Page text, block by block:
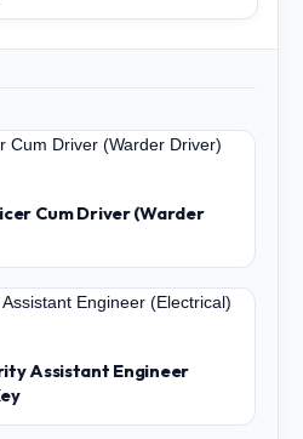
Cum Driver (Warder
Assistant Engineer